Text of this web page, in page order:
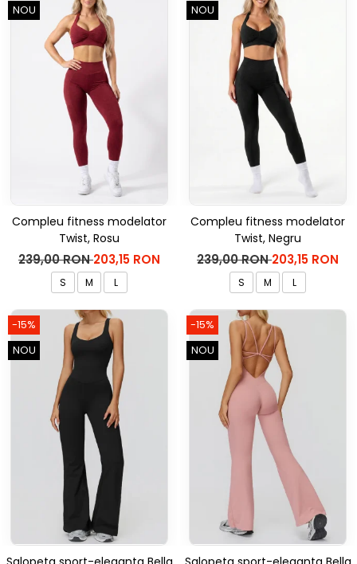
NOU
Compleu fitness modelator
Twist, Rosu
239,00 RON203,15 RON
S M L
NOU
Compleu fitness modelator
Twist, Negru
239,00 RON203,15 RON
S M L
-15%
NOU
-15%
NOU